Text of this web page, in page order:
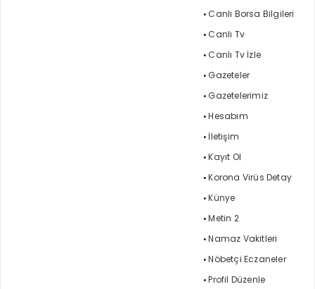
Canlı Borsa Bilgileri
Canlı Tv
Canlı Tv İzle
Gazeteler
Gazetelerimiz
Hesabım
İletişim
Kayıt Ol
Korona Virüs Detay
Künye
Metin 2
Namaz Vakitleri
Nöbetçi Eczaneler
Profil Düzenle